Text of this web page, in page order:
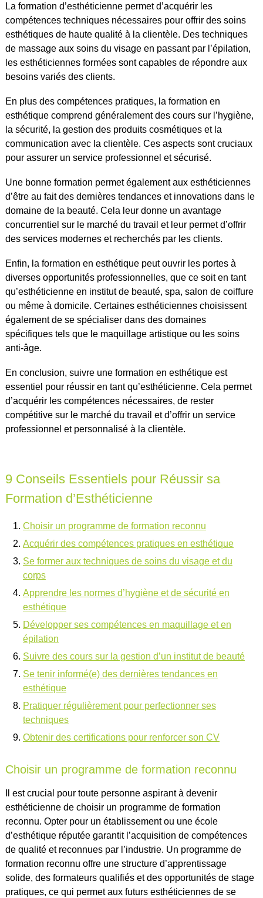
La formation d’esthéticienne permet d’acquérir les
compétences techniques nécessaires pour offrir des soins
esthétiques de haute qualité à la clientèle. Des techniques
de massage aux soins du visage en passant par l’épilation,
les esthéticiennes formées sont capables de répondre aux
besoins variés des clients.
En plus des compétences pratiques, la formation en
esthétique comprend généralement des cours sur l’hygiène,
la sécurité, la gestion des produits cosmétiques et la
communication avec la clientèle. Ces aspects sont cruciaux
pour assurer un service professionnel et sécurisé.
Une bonne formation permet également aux esthéticiennes
d’être au fait des dernières tendances et innovations dans le
domaine de la beauté. Cela leur donne un avantage
concurrentiel sur le marché du travail et leur permet d’offrir
des services modernes et recherchés par les clients.
Enfin, la formation en esthétique peut ouvrir les portes à
diverses opportunités professionnelles, que ce soit en tant
qu’esthéticienne en institut de beauté, spa, salon de coiffure
ou même à domicile. Certaines esthéticiennes choisissent
également de se spécialiser dans des domaines
spécifiques tels que le maquillage artistique ou les soins
anti-âge.
En conclusion, suivre une formation en esthétique est
essentiel pour réussir en tant qu’esthéticienne. Cela permet
d’acquérir les compétences nécessaires, de rester
compétitive sur le marché du travail et d’offrir un service
professionnel et personnalisé à la clientèle.
9 Conseils Essentiels pour Réussir sa
Formation d’Esthéticienne
Choisir un programme de formation reconnu
Acquérir des compétences pratiques en esthétique
Se former aux techniques de soins du visage et du
corps
Apprendre les normes d’hygiène et de sécurité en
esthétique
Développer ses compétences en maquillage et en
épilation
Suivre des cours sur la gestion d’un institut de beauté
Se tenir informé(e) des dernières tendances en
esthétique
Pratiquer régulièrement pour perfectionner ses
techniques
Obtenir des certifications pour renforcer son CV
Choisir un programme de formation reconnu
Il est crucial pour toute personne aspirant à devenir
esthéticienne de choisir un programme de formation
reconnu. Opter pour un établissement ou une école
d’esthétique réputée garantit l’acquisition de compétences
de qualité et reconnues par l’industrie. Un programme de
formation reconnu offre une structure d’apprentissage
solide, des formateurs qualifiés et des opportunités de stage
pratiques, ce qui permet aux futurs esthéticiennes de se